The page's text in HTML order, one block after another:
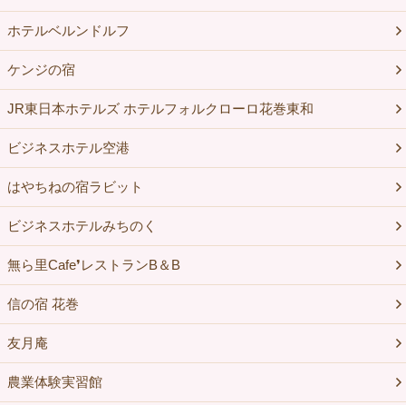
ホテルベルンドルフ
ケンジの宿
JR東日本ホテルズ ホテルフォルクローロ花巻東和
ビジネスホテル空港
はやちねの宿ラビット
ビジネスホテルみちのく
無ら里Cafe❜レストランB＆B
信の宿 花巻
友月庵
農業体験実習館